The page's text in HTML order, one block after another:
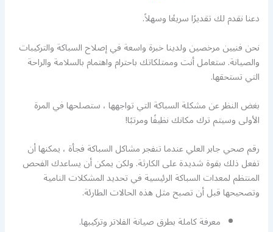
دعنا نقدم لك تقديرًا سريعًا وسهلاً.
نحن فنيين مرخصين ولدينا خبرة واسعة في إصلاح السباكة والتركيبات
والصيانة. ستعامل أنت وممتلكاتك باحترام واهتمام بالسلامة والراحة
التي تستحقها.
بغض النظر عن مشكلة السباكة التي تواجهها ، ستصلحها في المرة
الأولى وسيتم ترك مكانك نظيفًا ومرتبًا!
رقم صحي جابر العلي عندما تنفجر مشاكل السباكة فجأة ، يمكنها أن
تفعل ذلك بقوة شديدة على الكارثة. ولكن يمكن أن يساعدك الفحص
المنتظم لمعدات السباكة الرئيسية في تحديد المشكلات النامية
وتصحيحها قبل أن تصبح مثل هذه الحالات الطارئة.
معرفة كاملة بطرق صيانة الفلاتر وتركيبها.